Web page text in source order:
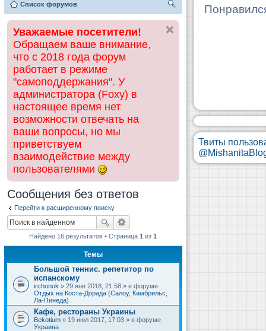
Список форумов
ск
Уважаемые посетители!
Обращаем ваше внимание,
что с 2018 года форум
работает в режиме
"самоподдержания". У
администратора (Foxy) в
настоящее время нет
возможности отвечать на
ваши вопросы, но мы
приветствуем
взаимодействие между
пользователями
Сообщения без ответов
Перейти к расширенному поиску
Найдено 16 результатов • Страница1 из1
Темы
Большой теннис. репетитор по
испанскому
irchonok » 29 янв 2018, 21:58 » в форуме
Отдых на Коста-Дорада (Салоу, Камбрильс,
Ла-Пинеда)
Кафе, рестораны Украины
Bekotium » 19 июл 2017, 17:03 » в форуме
Украина
Твиты